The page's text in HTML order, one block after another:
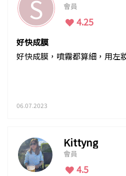
S 會員
4.25
好快成膜
好快成膜，噴霧都算細，用左
06.07.2023
Kittyng
會員
4.5